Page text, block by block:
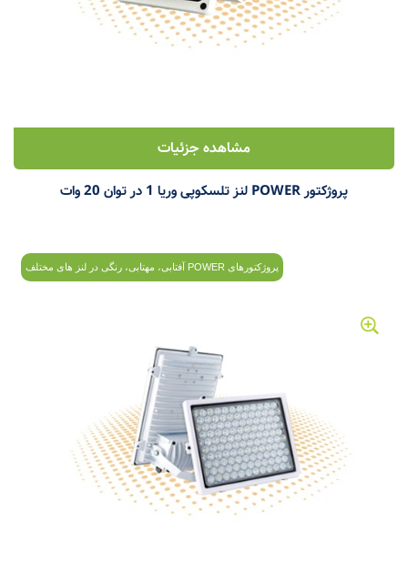
مشاهده جزئیات
پروژکتور POWER لنز تلسکوپی وریا 1 در توان 20 وات
پروژکتورهای POWER آفتابی، مهتابی، رنگی در لنز های مختلف